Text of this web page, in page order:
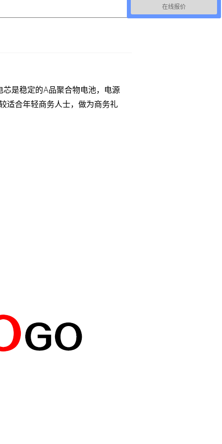
是稳定的A品聚合物电池，电源
适合年轻商务人士，做为商务礼
在线报价